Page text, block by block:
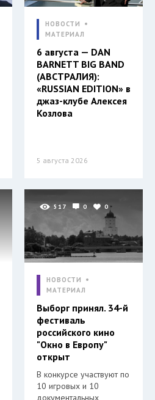
НОВОСТИ
МАТЕРИАЛ
6 августа — DAN
BARNETT BIG BAND
(АВСТРАЛИЯ):
«RUSSIAN EDITION» в
джаз-клубе Алексея
Козлова
5 августа 2026
517 0 0
НОВОСТИ
МАТЕРИАЛ
Выборг принял. 34-й
фестиваль
российского кино
"Окно в Европу"
открыт
В конкурсе участвуют по
10 игровых и 10
документальных